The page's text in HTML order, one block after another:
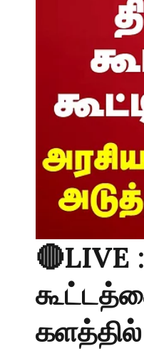
🔴LIVE
களத்தில்